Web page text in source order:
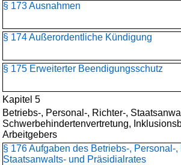
§ 173 Ausnahmen
§ 174 Außerordentliche Kündigung
§ 175 Erweiterter Beendigungsschutz
Kapitel 5
Betriebs-, Personal-, Richter-,
Schwerbehindertenvertretung,
Arbeitgebers
§ 176 Aufgaben des Betriebs-, Personal-,
Staatsanwalts- und Präsidialrates